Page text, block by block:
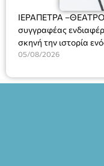
ΙΕΡΑΠΕΤΡΑ –ΘΕΑΤΡΟ
συγγραφέας
σκηνή την ιστορία
κάθειρξης για
ασθένεια, τον
έργο, ενώ η
θεατρικό γεγονός
Θάνου Λέκκα στον
Καπουράνη, νικητή
05/08/2026